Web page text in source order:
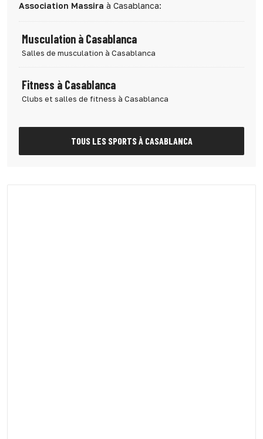
Association Massira à Casablanca:
Musculation à Casablanca
Salles de musculation à Casablanca
Fitness à Casablanca
Clubs et salles de fitness à Casablanca
TOUS LES SPORTS À CASABLANCA